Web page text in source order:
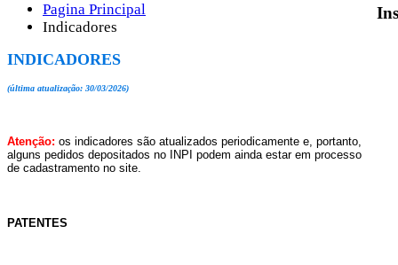
Pagina Principal
Indicadores
INDICADORES
(última atualização: 30/03/2026)
Atenção: os indicadores são atualizados periodicamente e, portanto,
alguns pedidos depositados no INPI podem ainda estar em processo
de cadastramento no site.
PATENTES